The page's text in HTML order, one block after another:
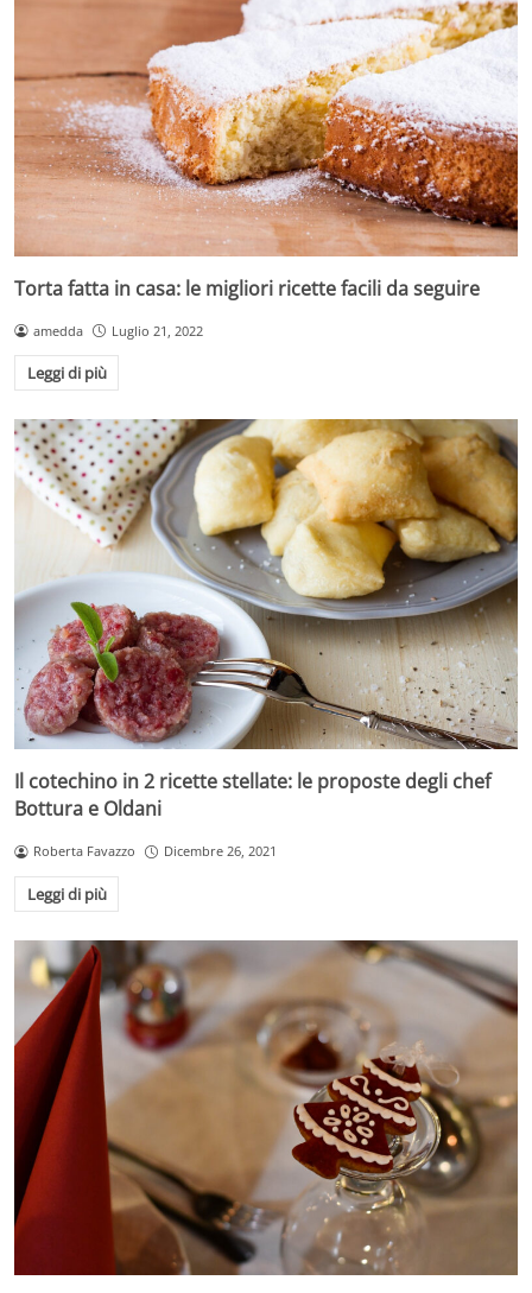
Torta fatta in casa: le migliori ricette facili da seguire
amedda Luglio 21, 2022
Leggi di più
Il cotechino in 2 ricette stellate: le proposte degli chef
Bottura e Oldani
Roberta Favazzo Dicembre 26, 2021
Leggi di più